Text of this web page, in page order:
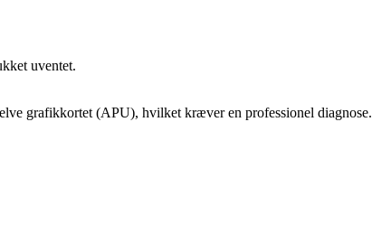
uventet.
grafikkortet (APU), hvilket kræver en professionel diagnose.